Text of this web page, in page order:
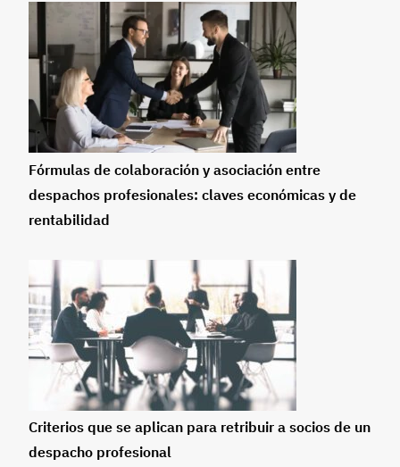
Fórmulas de colaboración y asociación entre
despachos profesionales: claves económicas y de
rentabilidad
Criterios que se aplican para retribuir a socios de un
despacho profesional